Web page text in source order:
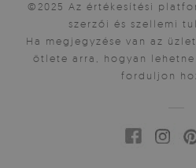
©2025 Az értékesítési
szerzői és szellemi
Ha megjegyzése van az
ötlete arra, hogyan
forduljon